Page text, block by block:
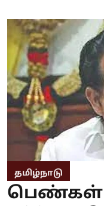
தமிழ்நாடு
பெண்கள்